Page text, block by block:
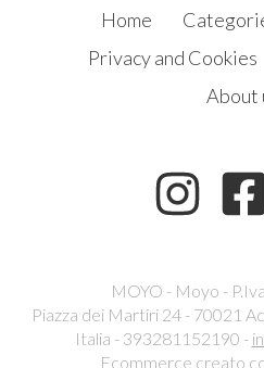
Home
Privacy and Cookies
About
MOYO - Moyo -
Piazza dei Martiri 24 - 70021
Italia - 393281152190 -
Ecommerce creato